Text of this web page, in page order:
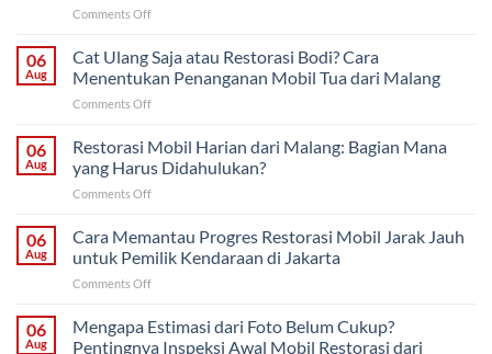
Comments Offon
Bertahap
atau
Sekaligus?
Strategi
Mobil
Klasik
Solo
06
Aug
Cat Ulang Saja atau Restorasi Bodi? Cara
Menentukan Penanganan Mobil Tua dari Malang
Comments Offon
Ulang
atau
Restorasi
Cara
Menentukan
dari
Malang
06
Aug
Restorasi Mobil Harian dari Malang: Bagian Mana
yang Harus Didahulukan?
Comments Offon
Mobil
dari
Malang:
Mana
yang
06
Aug
Cara Memantau Progres Restorasi Mobil Jarak Jauh
untuk Pemilik Kendaraan di Jakarta
Comments Offon
Memantau
06
Aug
Mengapa Estimasi dari Foto Belum Cukup?
Pentingnya Inspeksi Awal Mobil Restorasi dari